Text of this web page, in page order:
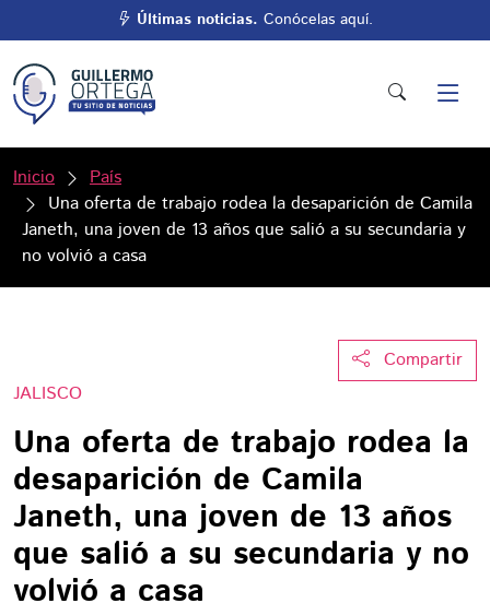
Últimas noticias. Conócelas aquí.
Inicio
País
Una oferta de trabajo rodea la desaparición de Camila
Janeth, una joven de 13 años que salió a su secundaria y
no volvió a casa
Compartir
JALISCO
Una oferta de trabajo rodea la
desaparición de Camila
Janeth, una joven de 13 años
que salió a su secundaria y no
volvió a casa